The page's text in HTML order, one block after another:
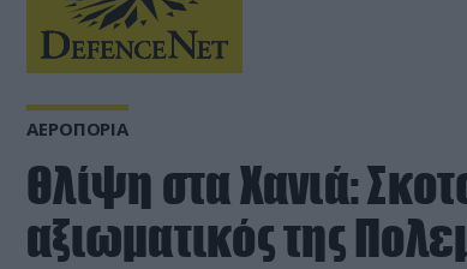
ΑΕΡΟΠΟΡΙΑ
Θλίψη στα Χανιά:
αξιωματικός της